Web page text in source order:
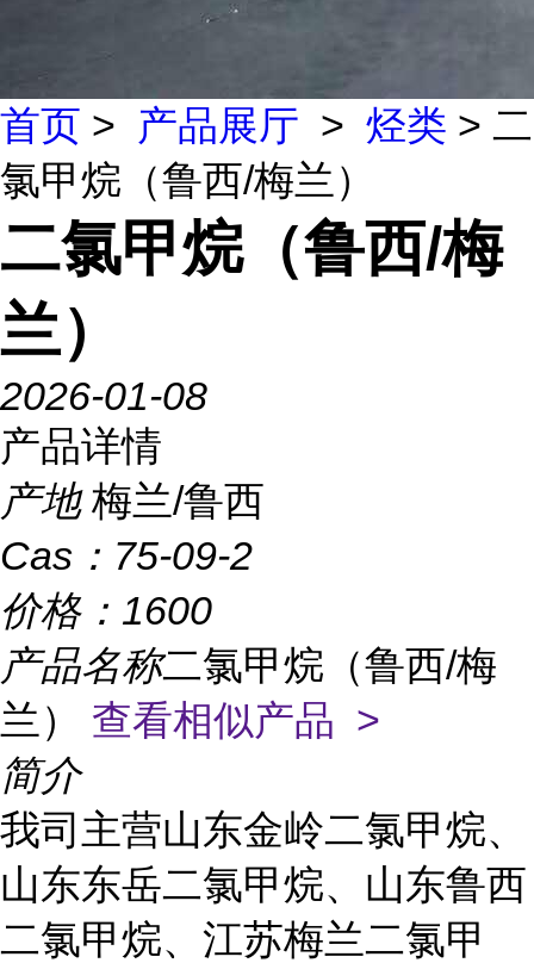
首页 > 产品展厅 > 烃类 > 二
氯甲烷（鲁西/梅兰）
二氯甲烷（鲁西/梅
兰）
2026-01-08
产品详情
产地 梅兰/鲁西
Cas： 75-09-2
价格： 1600
产品名称二氯甲烷（鲁西/梅
兰） 查看相似产品 >
简介
我司主营山东金岭二氯甲烷、
山东东岳二氯甲烷、山东鲁西
二氯甲烷、江苏梅兰二氯甲